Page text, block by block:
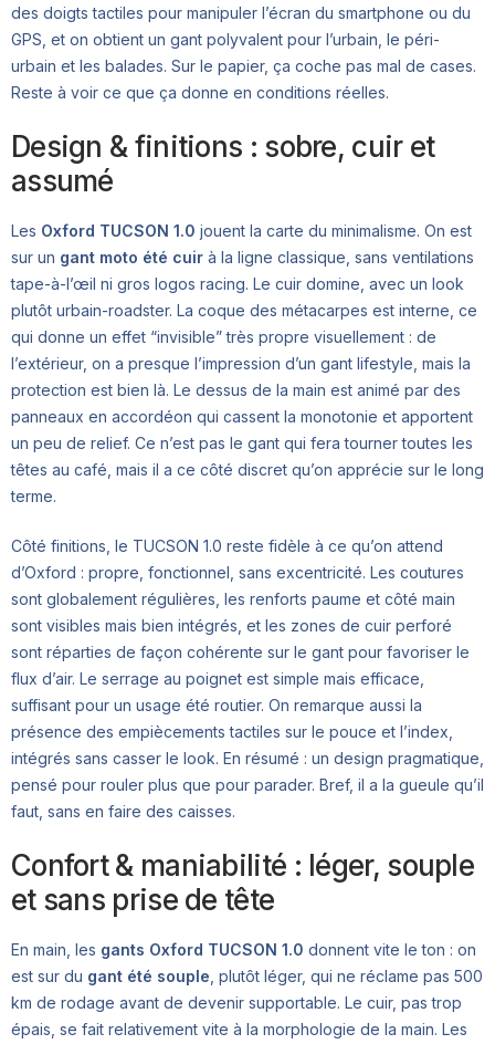
des doigts tactiles pour manipuler l’écran du smartphone ou du
GPS, et on obtient un gant polyvalent pour l’urbain, le péri-
urbain et les balades. Sur le papier, ça coche pas mal de cases.
Reste à voir ce que ça donne en conditions réelles.
Design & finitions : sobre, cuir et
assumé
Les Oxford TUCSON 1.0 jouent la carte du minimalisme. On est
sur un gant moto été cuir à la ligne classique, sans ventilations
tape-à-l’œil ni gros logos racing. Le cuir domine, avec un look
plutôt urbain-roadster. La coque des métacarpes est interne, ce
qui donne un effet “invisible” très propre visuellement : de
l’extérieur, on a presque l’impression d’un gant lifestyle, mais la
protection est bien là. Le dessus de la main est animé par des
panneaux en accordéon qui cassent la monotonie et apportent
un peu de relief. Ce n’est pas le gant qui fera tourner toutes les
têtes au café, mais il a ce côté discret qu’on apprécie sur le long
terme.
Côté finitions, le TUCSON 1.0 reste fidèle à ce qu’on attend
d’Oxford : propre, fonctionnel, sans excentricité. Les coutures
sont globalement régulières, les renforts paume et côté main
sont visibles mais bien intégrés, et les zones de cuir perforé
sont réparties de façon cohérente sur le gant pour favoriser le
flux d’air. Le serrage au poignet est simple mais efficace,
suffisant pour un usage été routier. On remarque aussi la
présence des empiècements tactiles sur le pouce et l’index,
intégrés sans casser le look. En résumé : un design pragmatique,
pensé pour rouler plus que pour parader. Bref, il a la gueule qu’il
faut, sans en faire des caisses.
Confort & maniabilité : léger, souple
et sans prise de tête
En main, les gants Oxford TUCSON 1.0 donnent vite le ton : on
est sur du gant été souple , plutôt léger, qui ne réclame pas 500
km de rodage avant de devenir supportable. Le cuir, pas trop
épais, se fait relativement vite à la morphologie de la main. Les